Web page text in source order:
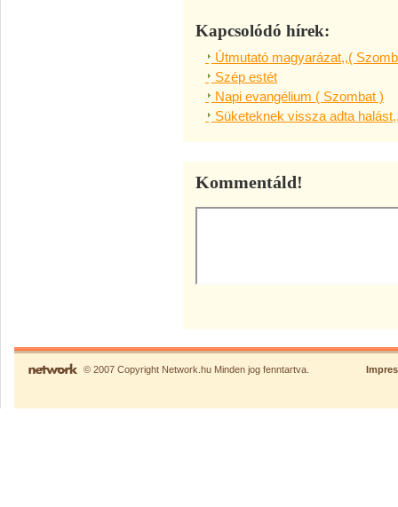
Kapcsolódó hírek:
Útmutató magyarázat,,(
Szép estét
Napi evangélium ( Szombat )
Süketeknek vissza adta
Kommentáld!
© 2007 Copyright Network.hu Minden jog fenntartva.